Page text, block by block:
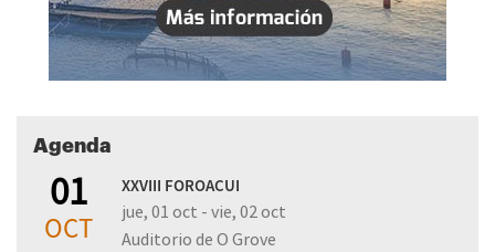
Agenda
01
OCT
XXVIII FOROACUI
jue, 01 oct - vie, 02 oct
Auditorio de O Grove